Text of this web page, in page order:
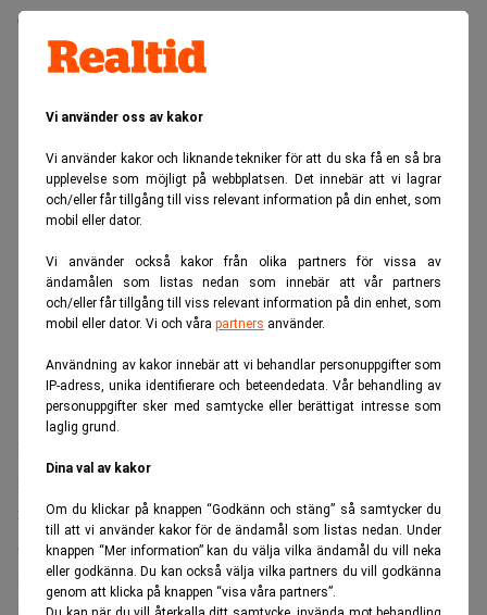
Vi använder oss av kakor
Vi använder kakor och liknande tekniker för att du ska få en så bra
upplevelse som möjligt på webbplatsen. Det innebär att vi lagrar
och/eller får tillgång till viss relevant information på din enhet, som
mobil eller dator.
Vi använder också kakor från olika partners för vissa av
ändamålen som listas nedan som innebär att vår partners
och/eller får tillgång till viss relevant information på din enhet, som
mobil eller dator. Vi och våra partners använder.
Användning av kakor innebär att vi behandlar personuppgifter som
IP-adress, unika identifierare och beteendedata. Vår behandling av
personuppgifter sker med samtycke eller berättigat intresse som
laglig grund.
Dina val av kakor
Om du klickar på knappen “Godkänn och stäng” så samtycker du
till att vi använder kakor för de ändamål som listas nedan. Under
knappen “Mer information” kan du välja vilka ändamål du vill neka
eller godkänna. Du kan också välja vilka partners du vill godkänna
genom att klicka på knappen “visa våra partners”.
donation av Berkshire-aktier.
ANNONS
I stället skänks aktier för närmare 6 miljarder dollar,
motsvarande omkring 60 miljarder kronor, till fyra
familjeanknutna stiftelser.Reuterskopplar beslutet till
avslöjandena om Bill Gates kontakter med den dömde
sexförbrytaren Jeffrey Epstein, ett motiv som Buffett själv
inte nämner.